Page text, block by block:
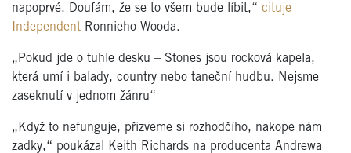
napoprvé. Doufám, že se to všem bude líbit,“ cituje
Independent Ronnieho Wooda.
„Pokud jde o tuhle desku – Stones jsou rocková kapela,
která umí i balady, country nebo taneční hudbu. Nejsme
zaseknutí v jednom žánru“
„Když to nefunguje, přizveme si rozhodčího, nakope nám
zadky,“ poukázal Keith Richards na producenta Andrewa